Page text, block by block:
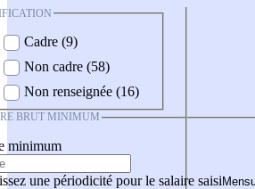
Cadre (9)
Non cadre (58)
Non renseignée (16)
BRUT MINIMUM
minimum
une périodicité pour le salaire saisi